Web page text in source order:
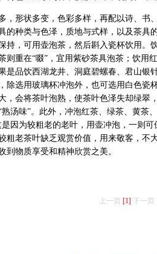
形状多变，色彩多样，再配以诗、书
的种类与色泽，质地与式样，以及茶具
持，可用壶泡茶，然后斟入瓷杯饮用。
则重在“啜”，宜用紫砂茶具泡茶；饮用
是品饮西湖龙井、洞庭碧螺春、君山银
除选用玻璃杯冲泡外，也可选用白色瓷
，会将茶叶泡熟，使茶叶色泽失却绿翠
汤味”。此外，冲泡红茶、绿茶、黄茶
因为较粗老的老叶，用壶冲泡，一则
粗老茶叶缺乏观赏价值，用来敬客，不
到物质享受和精神欣赏之美。
上一页 [1] 下一页